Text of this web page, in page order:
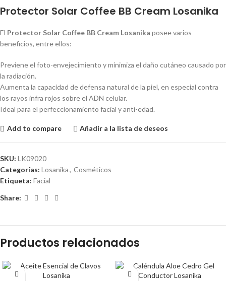
Protector Solar Coffee BB Cream Losanika
El Protector Solar Coffee BB Cream Losanika posee varios
beneficios, entre ellos:
Previene el foto-envejecimiento y minimiza el daño cutáneo causado por
la radiación.
Aumenta la capacidad de defensa natural de la piel, en especial contra
los rayos infra rojos sobre el ADN celular.
Ideal para el perfeccionamiento facial y anti-edad.
Add to compare Añadir a la lista de deseos
SKU: LK09020
Categorías: Losanika, Cosméticos
Etiqueta: Facial
Share:
Productos relacionados